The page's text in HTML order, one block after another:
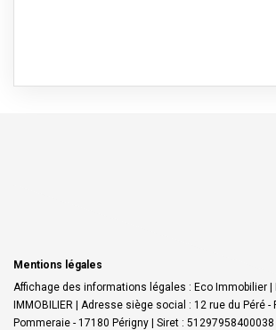
Mentions légales
Affichage des informations légales : Eco Immobilier |
IMMOBILIER | Adresse siège social : 12 rue du Péré -
Pommeraie - 17180 Périgny | Siret : 51297958400038 |